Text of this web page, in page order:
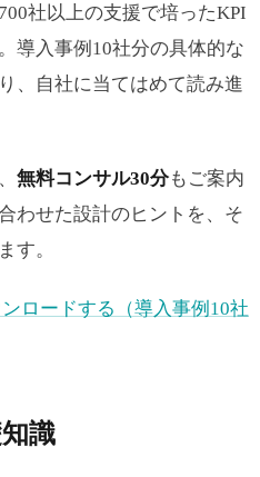
社以上の支援で培ったKPI
導入事例10社分の具体的な
、自社に当てはめて読み進
無料コンサル30分もご案内
わせた設計のヒントを、そ
す。
ロードする（導入事例10社
識